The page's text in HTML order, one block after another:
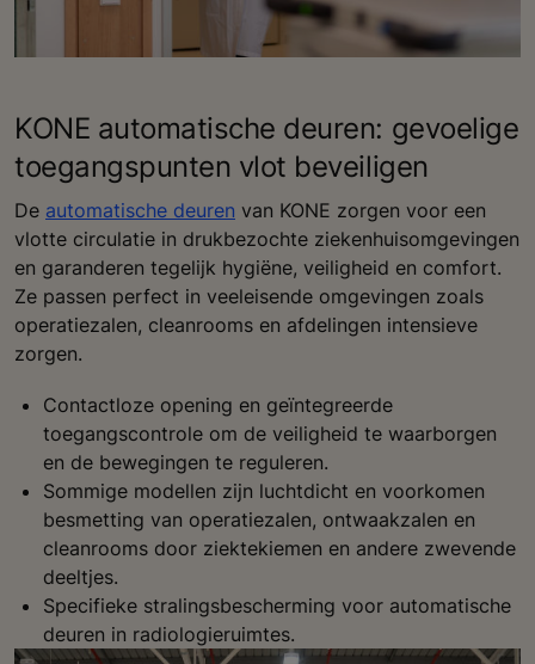
KONE automatische deuren: gevoelige
toegangspunten vlot beveiligen
De automatische deuren van KONE zorgen voor een
vlotte circulatie in drukbezochte ziekenhuisomgevingen
en garanderen tegelijk hygiëne, veiligheid en comfort.
Ze passen perfect in veeleisende omgevingen zoals
operatiezalen, cleanrooms en afdelingen intensieve
zorgen.
Contactloze opening en geïntegreerde
toegangscontrole om de veiligheid te waarborgen
en de bewegingen te reguleren.
Sommige modellen zijn luchtdicht en voorkomen
besmetting van operatiezalen, ontwaakzalen en
cleanrooms door ziektekiemen en andere zwevende
deeltjes.
Specifieke stralingsbescherming voor automatische
deuren in radiologieruimtes.